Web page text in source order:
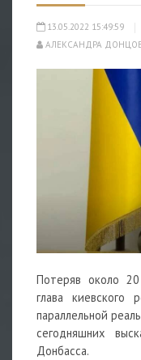
13.05.2022 15:49:59
АЛЕКСАНДРА
Потеряв около
глава киевского
параллельной
сегодняшних
Донбасса.